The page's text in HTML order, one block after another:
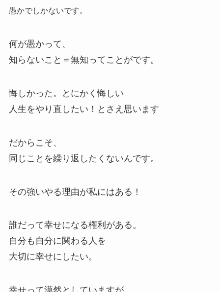
愚かでしかないです。
何が愚かって、
知らないこと＝無知ってことがです。
悔しかった。とにかく悔しい
人生をやり直したい！とさえ思います
だからこそ、
同じことを繰り返したくないんです。
その強いやる理由が私にはある！
誰だって幸せになる権利がある。
自分も自分に関わる人を
大切に幸せにしたい。